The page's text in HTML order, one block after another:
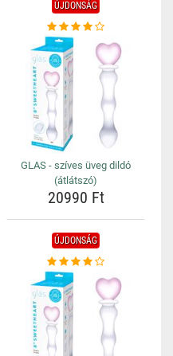
ÚJDONSÁG
GLAS - szíves üveg dildó
(átlátszó)
20990 Ft
ÚJDONSÁG